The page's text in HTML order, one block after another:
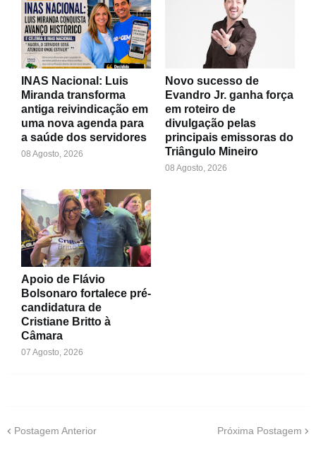
INAS Nacional: Luis
Miranda transforma
antiga reivindicação em
uma nova agenda para
a saúde dos servidores
08 Agosto, 2026
Novo sucesso de
Evandro Jr. ganha força
em roteiro de
divulgação pelas
principais emissoras do
Triângulo Mineiro
08 Agosto, 2026
Apoio de Flávio
Bolsonaro fortalece pré-
candidatura de
Cristiane Britto à
Câmara
07 Agosto, 2026
Postagem Anterior Próxima Postagem